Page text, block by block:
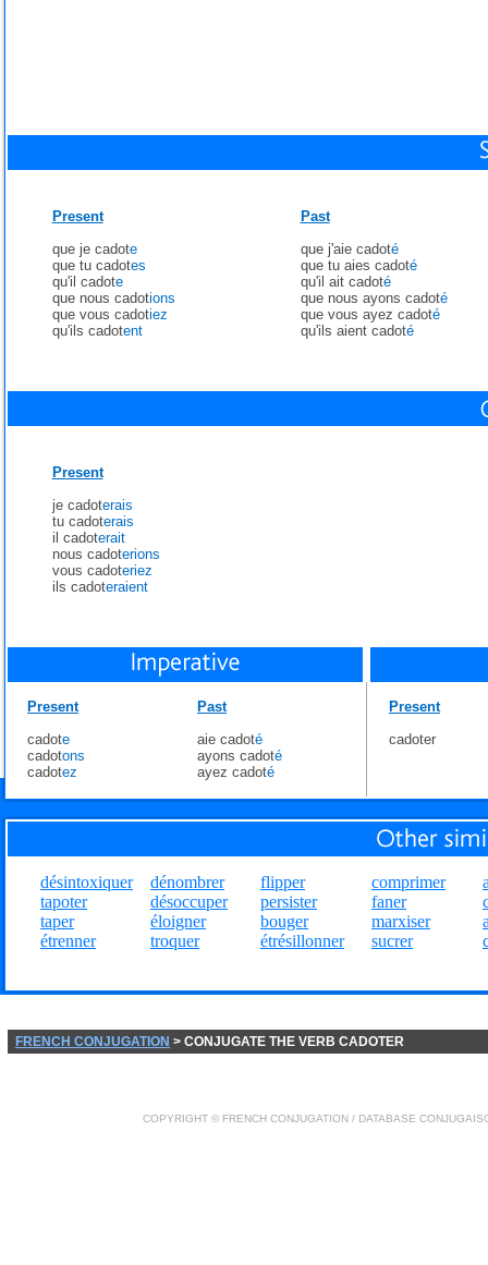
Present
que je cadote
que tu cadotes
qu'il cadote
que nous cadotions
que vous cadotiez
qu'ils cadotent
Past
que j'aie cadoté
que tu aies cadoté
qu'il ait cadoté
que nous ayons cadoté
que vous ayez cadoté
qu'ils aient cadoté
Present
je cadoterais
tu cadoterais
il cadoterait
nous cadoterions
vous cadoteriez
ils cadoteraient
Present
cadote
cadotons
cadotez
Past
aie cadoté
ayons cadoté
ayez cadoté
Present
cadoter
désintoxiquer
tapoter
taper
étrenner
dénombrer
désoccuper
éloigner
troquer
flipper
persister
bouger
étrésillonner
comprimer
faner
marxiser
sucrer
FRENCH CONJUGATION > CONJUGATE THE VERB CADOTER
COPYRIGHT © FRENCH CONJUGATION / DATABASE